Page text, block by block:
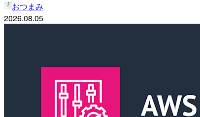
おつまみ
2026.08.05